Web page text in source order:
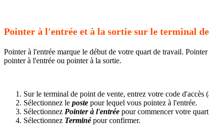
Pointer à l'entrée et à la sortie sur le terminal
Pointer à l'entrée marque le début de votre quart de travail.
pointer à l'entrée ou pointer à la sortie.
Sur le terminal de point de vente, entrez votre code
Sélectionnez le poste pour lequel vous pointez à l'entrée.
Sélectionnez Pointer à l'entrée pour commencer votre
Sélectionnez Terminépour confirmer.